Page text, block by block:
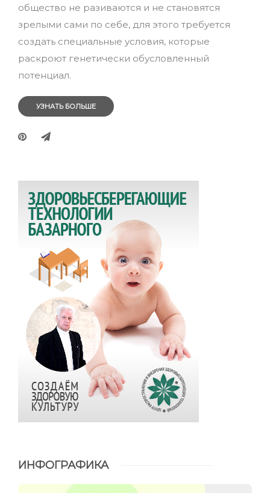
общество не разиваются и не становятся
зрелыми сами по себе, для этого требуется
создать специальные условия, которые
раскроют генетически обусловленный
потенциал.
УЗНАТЬ БОЛЬШЕ
ИНФОГРАФИКА